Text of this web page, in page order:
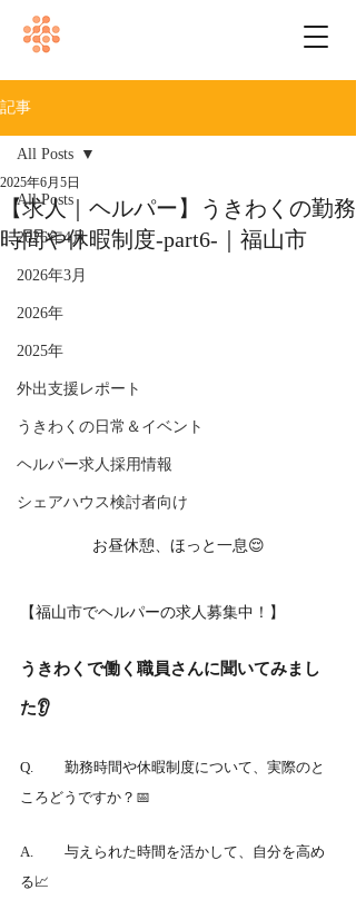
記事
All Posts
2026年4月
2026年3月
2026年
2025年
外出支援レポート
うきわくの日常＆イベント
ヘルパー求人採用情報
シェアハウス検討者向け
All Posts
【求人｜ヘルパー】うきわくの勤務
時間や休暇制度-part6-｜福山市
2025年6月5日
お昼休憩、ほっと一息😌
【福山市でヘルパーの求人募集中！】
うきわくで働く職員さんに聞いてみまし
た👂
Q.	勤務時間や休暇制度について、実際のと
ころどうですか？📅
A.	与えられた時間を活かして、自分を高め
る📈